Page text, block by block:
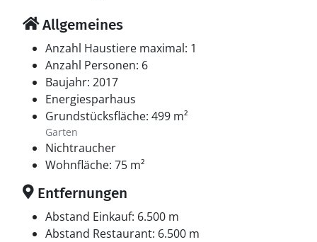
Allgemeines
Anzahl Haustiere maximal: 1
Anzahl Personen: 6
Baujahr: 2017
Energiesparhaus
Grundstücksfläche: 499 m²
Garten
Nichtraucher
Wohnfläche: 75 m²
Entfernungen
Abstand Einkauf: 6.500 m
Abstand Restaurant: 6.500 m